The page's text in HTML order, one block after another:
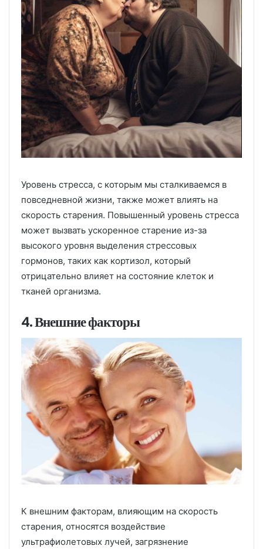
Уровень стресса, с которым мы сталкиваемся в
повседневной жизни, также может влиять на
скорость старения. Повышенный уровень стресса
может вызвать ускоренное старение из-за
высокого уровня выделения стрессовых
гормонов, таких как кортизол, который
отрицательно влияет на состояние клеток и
тканей организма.
4. Внешние факторы
К внешним факторам, влияющим на скорость
старения, относятся воздействие
ультрафиолетовых лучей, загрязнение